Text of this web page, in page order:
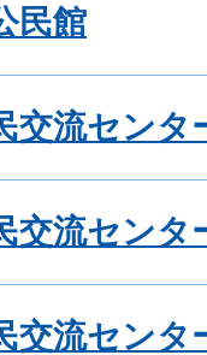
民館
交流センタ
交流センタ
交流センタ